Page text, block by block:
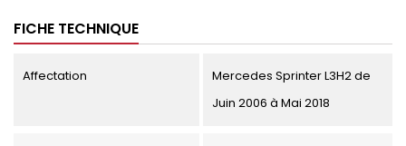
FICHE TECHNIQUE
Affectation
Mercedes Sprinter L3H2 de
Juin 2006 à Mai 2018